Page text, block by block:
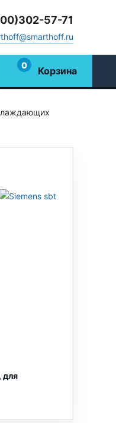
57-71
0 Корзина
для